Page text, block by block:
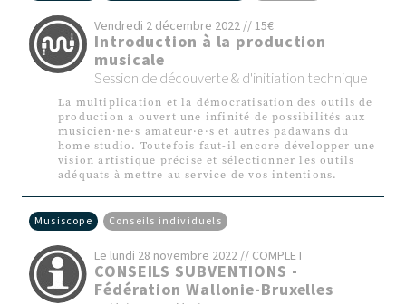
Vendredi 2 décembre 2022 // 15€
Introduction à la production
musicale
Session de découverte & d'initiation technique
La multiplication et la démocratisation des outils de
production a ouvert une infinité de possibilités aux
musicien·ne·s amateur·e·s et autres padawans du
home studio. Toutefois faut-il encore développer une
vision artistique précise et sélectionner les outils
adéquats à mettre au service de vos intentions.
Musiscope Conseils individuels
Le lundi 28 novembre 2022 // COMPLET
CONSEILS SUBVENTIONS -
Fédération Wallonie-Bruxelles